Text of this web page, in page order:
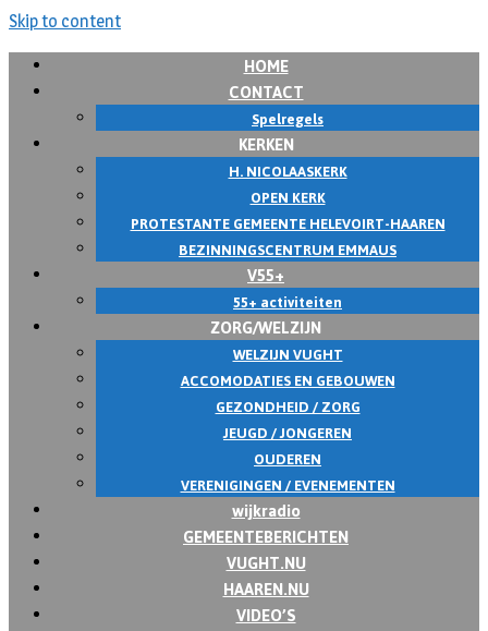
Skip to content
HOME
CONTACT
Spelregels
KERKEN
H. NICOLAASKERK
OPEN KERK
PROTESTANTE GEMEENTE HELEVOIRT-HAAREN
BEZINNINGSCENTRUM EMMAUS
V55+
55+ activiteiten
ZORG/WELZIJN
WELZIJN VUGHT
ACCOMODATIES EN GEBOUWEN
GEZONDHEID / ZORG
JEUGD / JONGEREN
OUDEREN
VERENIGINGEN / EVENEMENTEN
wijkradio
GEMEENTEBERICHTEN
VUGHT.NU
HAAREN.NU
VIDEO’S